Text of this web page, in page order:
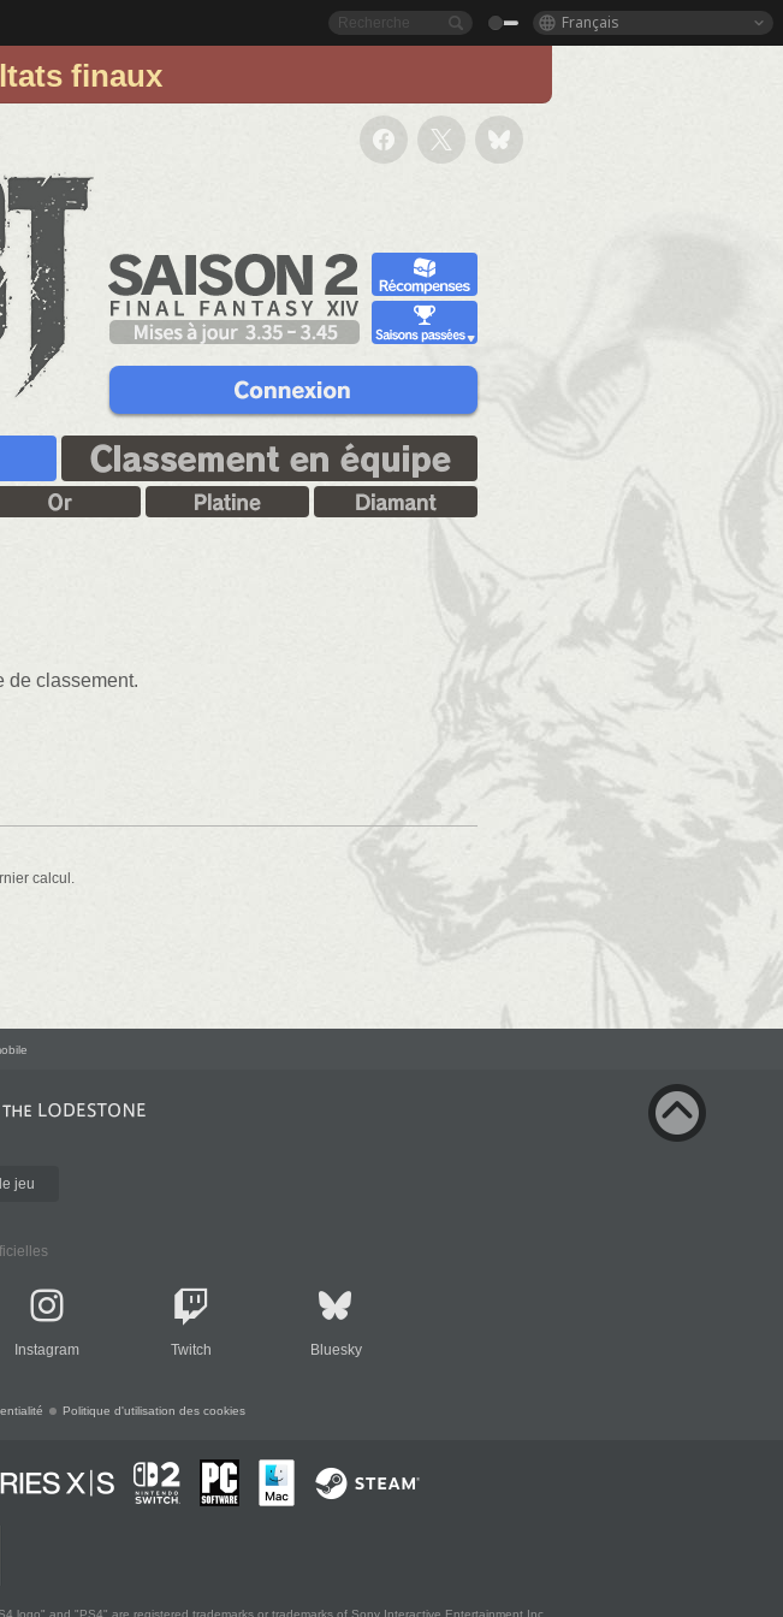
Français
finaux
de classement.
calcul.
jeu
Instagram Twitch Bluesky
Politique d'utilisation des cookies
and "PS4" are registered trademarks or trademarks of Sony Interactive Entertainment Inc.